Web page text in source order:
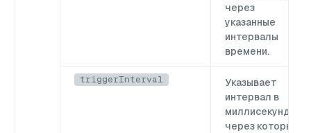
через
указанные
интервалы
времени.
triggerInterval
Указывает
интервал в
миллисекундах,
через который